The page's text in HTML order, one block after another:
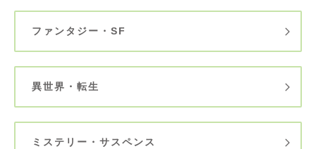
ファンタジー・SF
異世界・転生
ミステリー・サスペンス